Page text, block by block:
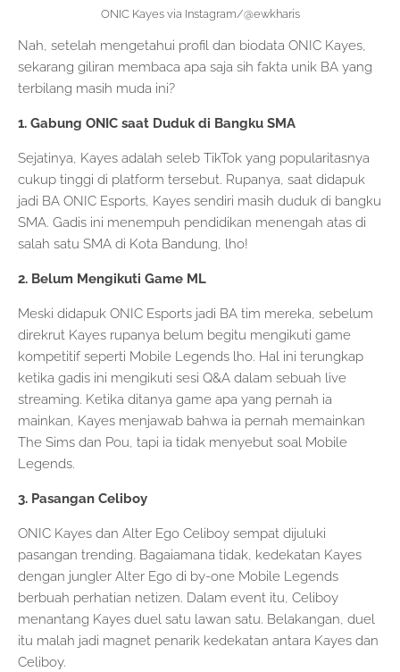
ONIC Kayes via Instagram/@ewkharis
Nah, setelah mengetahui profil dan biodata ONIC Kayes,
sekarang giliran membaca apa saja sih fakta unik BA yang
terbilang masih muda ini?
1. Gabung ONIC saat Duduk di Bangku SMA
Sejatinya, Kayes adalah seleb TikTok yang popularitasnya
cukup tinggi di platform tersebut. Rupanya, saat didapuk
jadi BA ONIC Esports, Kayes sendiri masih duduk di bangku
SMA. Gadis ini menempuh pendidikan menengah atas di
salah satu SMA di Kota Bandung, lho!
2. Belum Mengikuti Game ML
Meski didapuk ONIC Esports jadi BA tim mereka, sebelum
direkrut Kayes rupanya belum begitu mengikuti game
kompetitif seperti Mobile Legends lho. Hal ini terungkap
ketika gadis ini mengikuti sesi Q&A dalam sebuah live
streaming. Ketika ditanya game apa yang pernah ia
mainkan, Kayes menjawab bahwa ia pernah memainkan
The Sims dan Pou, tapi ia tidak menyebut soal Mobile
Legends.
3. Pasangan Celiboy
ONIC Kayes dan Alter Ego Celiboy sempat dijuluki
pasangan trending. Bagaiamana tidak, kedekatan Kayes
dengan jungler Alter Ego di by-one Mobile Legends
berbuah perhatian netizen. Dalam event itu, Celiboy
menantang Kayes duel satu lawan satu. Belakangan, duel
itu malah jadi magnet penarik kedekatan antara Kayes dan
Celiboy.